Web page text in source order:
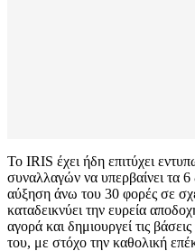
Το IRIS έχει ήδη επιτύχει
συναλλαγών να υπερβαίνει τα
αύξηση άνω του 30 φορές σε
καταδεικνύει την ευρεία
αγορά και δημιουργεί τις
του, με στόχο την καθολική